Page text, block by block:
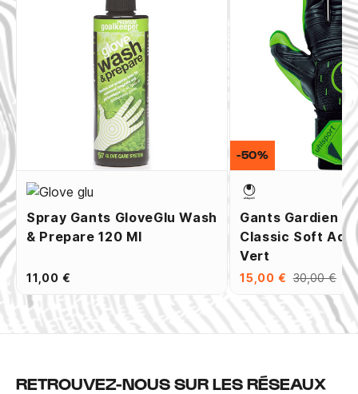
Spray Gants GloveGlu Wash
& Prepare 120 Ml
11,00 €
Gants Gardien
Classic Soft
Vert
15,00 € 30,00 €
-50%
RETROUVEZ-NOUS SUR LES RÉSEAUX